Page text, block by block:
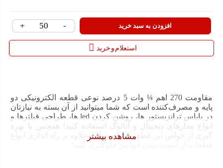
-
مقاومت
270
درصد
عدد
+ افزودن به سبد خرید
استعلام و خرید
مقاومت 270 اهم ¼ وات 5 درصد نوعی قطعه الکترونیکی دو
پایه و مصرف‌کننده است که شما میتوانید از آن بسته به نیازتان
در بایاس ترانزیستور ها، روشن کردن led ها، طراحی فیلترها و
انواع مدارهای دیجیتال و آنالوگ استفاده کنید! همچنین با بهره
گیری از خواص این قطعه شما میتوانید علاوه بر راه اندازی انواع
مشاهده بیشتر